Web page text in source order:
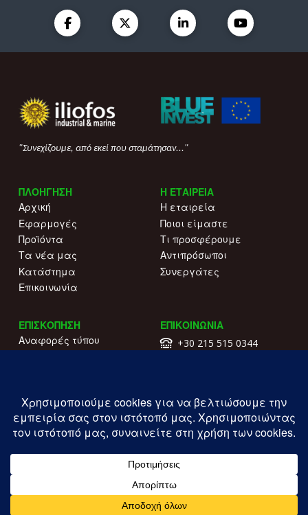
"Συνεχίζουμε, από εκεί που σταμάτησαν..."
ΠΛΟΗΓΗΣΗ
Αρχική
Εφαρμογές
Προϊόντα
Τα νέα μας
Κατάστημα
Επικοινωνία
Η ΕΤΑΙΡΕΙΑ
Η εταιρεία
Ποιοι είμαστε
Τι προσφέρουμε
Αντιπρόσωποι
Συνεργάτες
ΕΠΙΣΚΟΠΗΣΗ
Αναφορές τύπου
Πολιτική απορρήτου
ΕΠΙΚΟΙΝΩΝΙΑ
+30 215 515 0344
ΓΕΜΗ: 177203407000
Copyright ILIOFOS IM © 2026